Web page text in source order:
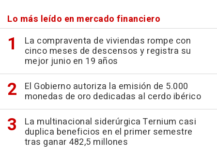
Lo más leído en mercado financiero
La compraventa de viviendas rompe con
cinco meses de descensos y registra su
mejor junio en 19 años
El Gobierno autoriza la emisión de 5.000
monedas de oro dedicadas al cerdo ibérico
La multinacional siderúrgica Ternium casi
duplica beneficios en el primer semestre
tras ganar 482,5 millones